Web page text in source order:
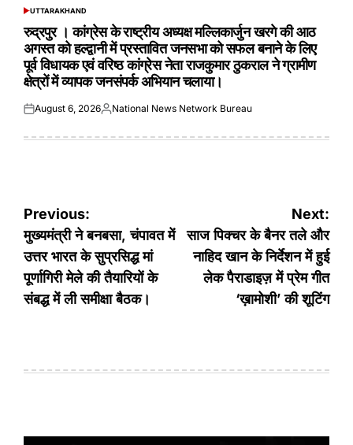
POSTED
UTTARAKHAND
रुद्रपुर । कांग्रेस के राष्ट्रीय अध्यक्ष मल्लिकार्जुन खरगे की आठ
अगस्त को हल्द्वानी में प्रस्तावित जनसभा को सफल बनाने के लिए
पूर्व विधायक एवं वरिष्ठ कांग्रेस नेता राजकुमार ठुकराल ने ग्रामीण
क्षेत्रों में व्यापक जनसंपर्क अभियान चलाया।
Posted
August 6, 2026Posted
National News Network Bureau
Post
navigation
Previous:
मुख्यमंत्री ने बनबसा, चंपावत में
उत्तर भारत के सुप्रसिद्ध मां
पूर्णागिरी मेले की तैयारियों के
संबद्ध में ली समीक्षा बैठक।
Next:
साज पिक्चर के बैनर तले और
नाहिद खान के निर्देशन में हुई
लेक पैराडाइज़ में प्रेम गीत
‘ख़ामोशी’ की शूटिंग